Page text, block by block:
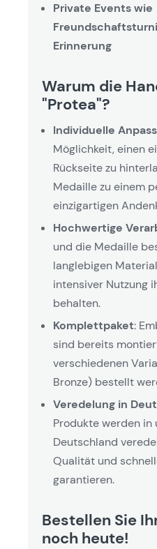
Private Events wie
Erinnerung
Warum die
"Protea"?
Individuelle
Möglichkeit, einen
Rückseite zu
Medaille zu einem
einzigartigen
Hochwertige
und die Medaille
langlebigen
intensiver Nutzung
behalten.
Komplettpaket:
sind bereits
verschiedenen
Bronze) bestellt
Veredelung in
Produkte werden in
Deutschland
Qualität und
garantieren.
Bestellen Sie
noch heute!